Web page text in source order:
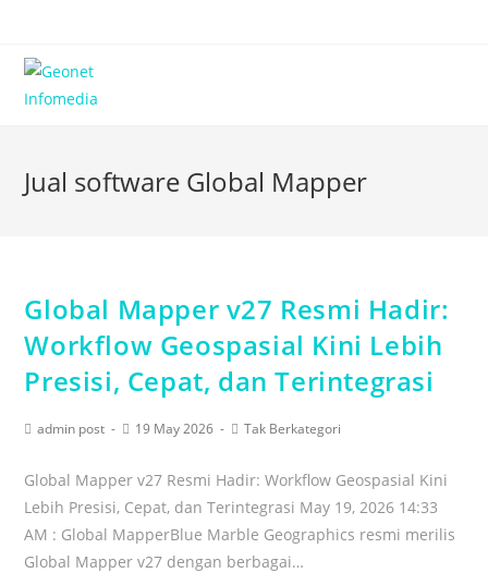
Jual software Global Mapper
Global Mapper v27 Resmi Hadir:
Workflow Geospasial Kini Lebih
Presisi, Cepat, dan Terintegrasi
admin post 19 May 2026 Tak Berkategori
Global Mapper v27 Resmi Hadir: Workflow Geospasial Kini
Lebih Presisi, Cepat, dan Terintegrasi May 19, 2026 14:33
AM : Global MapperBlue Marble Geographics resmi merilis
Global Mapper v27 dengan berbagai…